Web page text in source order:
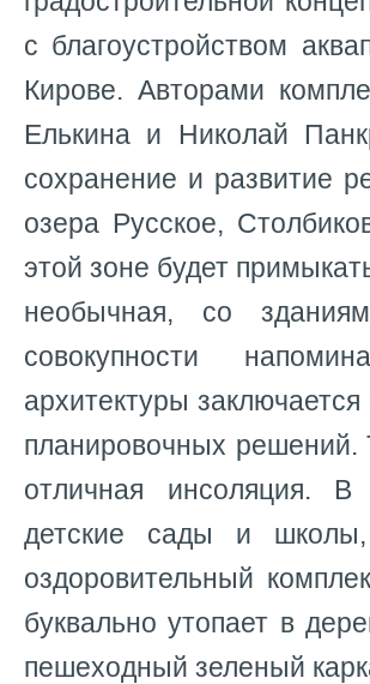
с благоустройством
Кирове. Авторами
Елькина и Николай
сохранение и развитие
озера Русское,
этой зоне будет
необычная, со
совокупности
архитектуры
планировочных
отличная инсоляция.
детские сады и школы,
оздоровительный
буквально утопает в
пешеходный зеленый